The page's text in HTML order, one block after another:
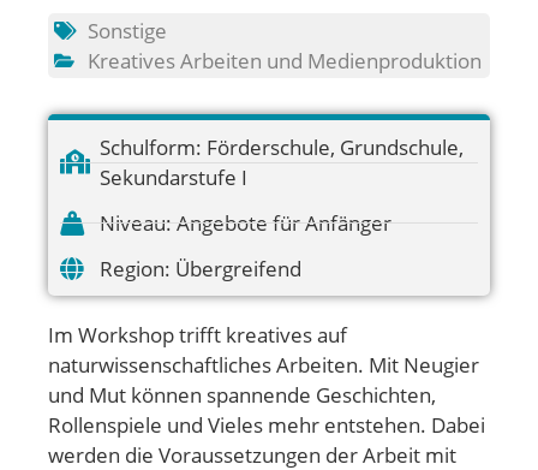
Sonstige
Kreatives Arbeiten und Medienproduktion
Schulform: Förderschule, Grundschule,
Sekundarstufe I
Niveau: Angebote für Anfänger
Region: Übergreifend
Im Workshop trifft kreatives auf
naturwissenschaftliches Arbeiten. Mit Neugier
und Mut können spannende Geschichten,
Rollenspiele und Vieles mehr entstehen. Dabei
werden die Voraussetzungen der Arbeit mit